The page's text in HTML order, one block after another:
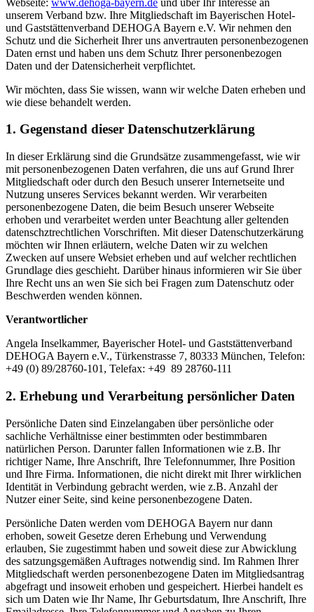
unserem Verband bzw. Ihre Mitgliedschaft im Bayerischen Hotel-
und Gaststättenverband DEHOGA Bayern e.V. Wir nehmen den
Schutz und die Sicherheit Ihrer uns anvertrauten personenbezogenen
Daten ernst und haben uns dem Schutz Ihrer personenbezogen
Daten und der Datensicherheit verpflichtet.
Wir möchten, dass Sie wissen, wann wir welche Daten erheben und
wie diese behandelt werden.
1. Gegenstand dieser Datenschutzerklärung
In dieser Erklärung sind die Grundsätze zusammengefasst, wie wir
mit personenbezogenen Daten verfahren, die uns auf Grund Ihrer
Mitgliedschaft oder durch den Besuch unserer Internetseite und
Nutzung unseres Services bekannt werden. Wir verarbeiten
personenbezogene Daten, die beim Besuch unserer Webseite
erhoben und verarbeitet werden unter Beachtung aller geltenden
datenschztrechtlichen Vorschriften. Mit dieser Datenschutzerkärung
möchten wir Ihnen erläutern, welche Daten wir zu welchen
Zwecken auf unsere Websiet erheben und auf welcher rechtlichen
Grundlage dies geschieht. Darüber hinaus informieren wir Sie über
Ihre Recht uns an wen Sie sich bei Fragen zum Datenschutz oder
Beschwerden wenden können.
Verantwortlicher
Angela Inselkammer, Bayerischer Hotel- und Gaststättenverband
DEHOGA Bayern e.V., Türkenstrasse 7, 80333 München, Telefon:
+49 (0) 89/28760-101, Telefax: +49 89 28760-111
2. Erhebung und Verarbeitung persönlicher Daten
Persönliche Daten sind Einzelangaben über persönliche oder
sachliche Verhältnisse einer bestimmten oder bestimmbaren
natürlichen Person. Darunter fallen Informationen wie z.B. Ihr
richtiger Name, Ihre Anschrift, Ihre Telefonnummer, Ihre Position
und Ihre Firma. Informationen, die nicht direkt mit Ihrer wirklichen
Identität in Verbindung gebracht werden, wie z.B. Anzahl der
Nutzer einer Seite, sind keine personenbezogene Daten.
Persönliche Daten werden vom DEHOGA Bayern nur dann
erhoben, soweit Gesetze deren Erhebung und Verwendung
erlauben, Sie zugestimmt haben und soweit diese zur Abwicklung
des satzungsgemäßen Auftrages notwendig sind. Im Rahmen Ihrer
Mitgliedschaft werden personenbezogene Daten im Mitgliedsantrag
abgefragt und insoweit erhoben und gespeichert. Hierbei handelt es
sich um Daten wie Ihr Name, Ihr Geburtsdatum, Ihre Anschrift, Ihre